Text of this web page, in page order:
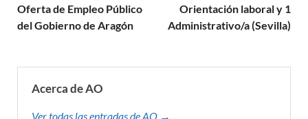
Oferta de Empleo Público
del Gobierno de Aragón
Orientación laboral y 1
Administrativo/a (Sevilla)
Acerca de AO
Ver todas las entradas de AO →